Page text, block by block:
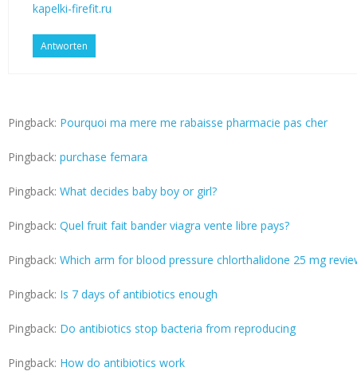
kapelki-firefit.ru
Antworten
Pingback: Pourquoi ma mere me rabaisse pharmacie pas cher
Pingback: purchase femara
Pingback: What decides baby boy or girl?
Pingback: Quel fruit fait bander viagra vente libre pays?
Pingback: Which arm for blood pressure chlorthalidone 25 mg
Pingback: Is 7 days of antibiotics enough
Pingback: Do antibiotics stop bacteria from reproducing
Pingback: How do antibiotics work